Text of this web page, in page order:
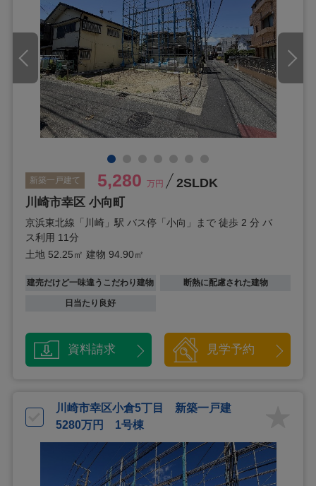
新築一戸建て 5,280 万円 2SLDK
川崎市幸区 小向町
京浜東北線「川崎」駅 バス停「小向」まで 徒歩 2 分 バ
ス利用 11分
土地 52.25㎡ 建物 94.90㎡
建売だけど一味違うこだわり建物 断熱に配慮された建物
日当たり良好
資料請求 見学予約
川崎市幸区小倉5丁目 新築一戸建
5280万円 1号棟